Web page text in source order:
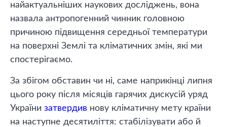
найактуальніших наукових досліджень, вона
назвала антропогенний чинник головною
причиною підвищення середньої температури
на поверхні Землі та кліматичних змін, які ми
спостерігаємо.
За збігом обставин чи ні, саме наприкінці липня
цього року після місяців гарячих дискусій уряд
України затвердив нову кліматичну мету країни
на наступне десятиліття: стабілізувати або й